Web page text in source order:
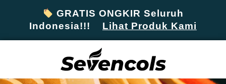
GRATIS ONGKIR Seluruh
Indonesia!!! Lihat Produk Kami